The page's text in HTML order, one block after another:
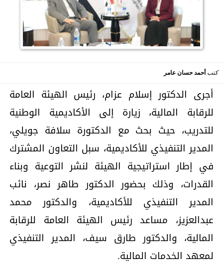
كتب أحمد حسان عامر
أجرى الدكتور إسلام عزام، رئيس الهيئة العامة
للرقابة المالية، زيارة إلى الأكاديمية الوطنية
للتدريب، حيث بحث مع الدكتورة سلافة جويلي،
المدير التنفيذي للأكاديمية، سبل التعاون المشترك
في إطار استراتيجية الهيئة لنشر التوعية وبناء
القدرات، وذلك بحضور الدكتور طاهر نصر، نائب
المدير التنفيذي للأكاديمية، والدكتور محمد
عبدالعزيز، مساعد رئيس الهيئة العامة للرقابة
المالية، والدكتور طارق سيف، المدير التنفيذي
لمعهد الخدمات المالية.